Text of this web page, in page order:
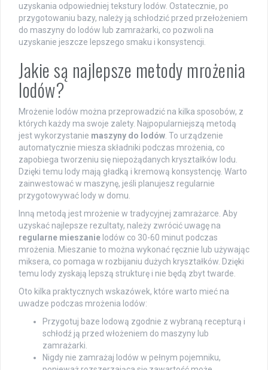
uzyskania odpowiedniej tekstury lodów. Ostatecznie, po
przygotowaniu bazy, należy ją schłodzić przed przełożeniem
do maszyny do lodów lub zamrażarki, co pozwoli na
uzyskanie jeszcze lepszego smaku i konsystencji.
Jakie są najlepsze metody mrożenia
lodów?
Mrożenie lodów można przeprowadzić na kilka sposobów, z
których każdy ma swoje zalety. Najpopularniejszą metodą
jest wykorzystanie maszyny do lodów . To urządzenie
automatycznie miesza składniki podczas mrożenia, co
zapobiega tworzeniu się niepożądanych kryształków lodu.
Dzięki temu lody mają gładką i kremową konsystencję. Warto
zainwestować w maszynę, jeśli planujesz regularnie
przygotowywać lody w domu.
Inną metodą jest mrożenie w tradycyjnej zamrażarce. Aby
uzyskać najlepsze rezultaty, należy zwrócić uwagę na
regularne mieszanie lodów co 30-60 minut podczas
mrożenia. Mieszanie to można wykonać ręcznie lub używając
miksera, co pomaga w rozbijaniu dużych kryształków. Dzięki
temu lody zyskają lepszą strukturę i nie będą zbyt twarde.
Oto kilka praktycznych wskazówek, które warto mieć na
uwadze podczas mrożenia lodów:
Przygotuj baze lodową zgodnie z wybraną recepturą i
schłodź ją przed włożeniem do maszyny lub
zamrażarki.
Nigdy nie zamrażaj lodów w pełnym pojemniku,